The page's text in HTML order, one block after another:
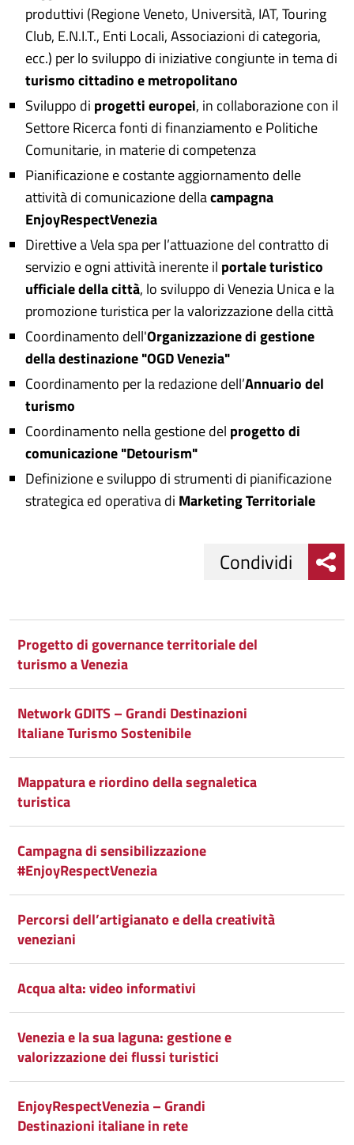
produttivi (Regione Veneto, Università, IAT, Touring
Club, E.N.I.T., Enti Locali, Associazioni di categoria,
ecc.) per lo sviluppo di iniziative congiunte in tema di
turismo cittadino e metropolitano
Sviluppo di progetti europei, in collaborazione con il
Settore Ricerca fonti di finanziamento e Politiche
Comunitarie, in materie di competenza
Pianificazione e costante aggiornamento delle
attività di comunicazione dellacampagna
EnjoyRespectVenezia
Direttive a Vela spa per l’attuazione del contratto di
servizio e ogni attività inerente il portale turistico
ufficiale della città, lo sviluppo di Venezia Unica e la
promozione turistica per la valorizzazione della città
Coordinamento dell'Organizzazione di gestione
delladestinazione "OGD Venezia"
Coordinamento per la redazione dell’Annuario del
turismo
Coordinamento nella gestione del progetto di
comunicazione "Detourism"
Definizione e sviluppo di strumenti di pianificazione
strategica ed operativa di Marketing Territoriale
Facebook
Condividi
su
Twitter
Condividi
Google
Plus
Condividi
su
Whatsapp
Condividi
Progetto di governance territoriale del
turismo a Venezia
Network GDITS – Grandi Destinazioni
Italiane Turismo Sostenibile
Mappatura e riordino della segnaletica
turistica
Campagna di sensibilizzazione
#EnjoyRespectVenezia
Percorsi dell’artigianato e della creatività
veneziani
Acqua alta: video informativi
Venezia e la sua laguna: gestione e
valorizzazione dei flussi turistici
EnjoyRespectVenezia – Grandi
Destinazioni italiane in rete